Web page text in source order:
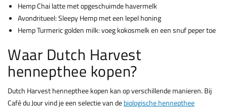
Hemp Chai latte met opgeschuimde havermelk
Avondritueel: Sleepy Hemp met een lepel honing
Hemp Turmeric golden milk: voeg kokosmelk en een snuf peper toe
Waar Dutch Harvest
hennepthee kopen?
Dutch Harvest hennepthee kopen kan op verschillende manieren. Bij
Café du Jour vind je een selectie van debiologische hennepthee